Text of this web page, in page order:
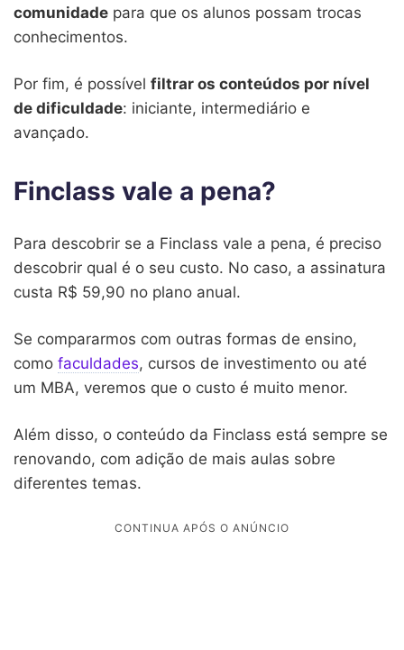
comunidade para que os alunos possam trocas
conhecimentos.
Por fim, é possível filtrar os conteúdos por nível
de dificuldade: iniciante, intermediário e
avançado.
Finclass vale a pena?
Para descobrir se a Finclass vale a pena, é preciso
descobrir qual é o seu custo. No caso, a assinatura
custa R$ 59,90 no plano anual.
Se compararmos com outras formas de ensino,
como faculdades, cursos de investimento ou até
um MBA, veremos que o custo é muito menor.
Além disso, o conteúdo da Finclass está sempre se
renovando, com adição de mais aulas sobre
diferentes temas.